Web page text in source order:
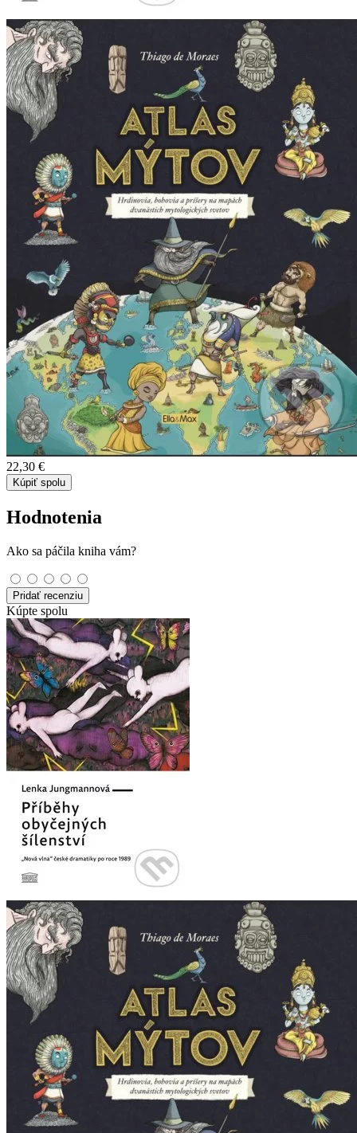
22,30 €
Kúpiť spolu
Hodnotenia
Ako sa páčila kniha vám?
Pridať recenziu
Kúpte spolu